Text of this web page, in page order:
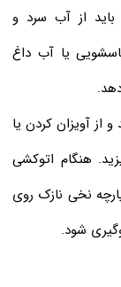
از آب سرد و
یا آب داغ
آویزان کردن یا
هنگام اتوکشی
نخی نازک روی
شود.